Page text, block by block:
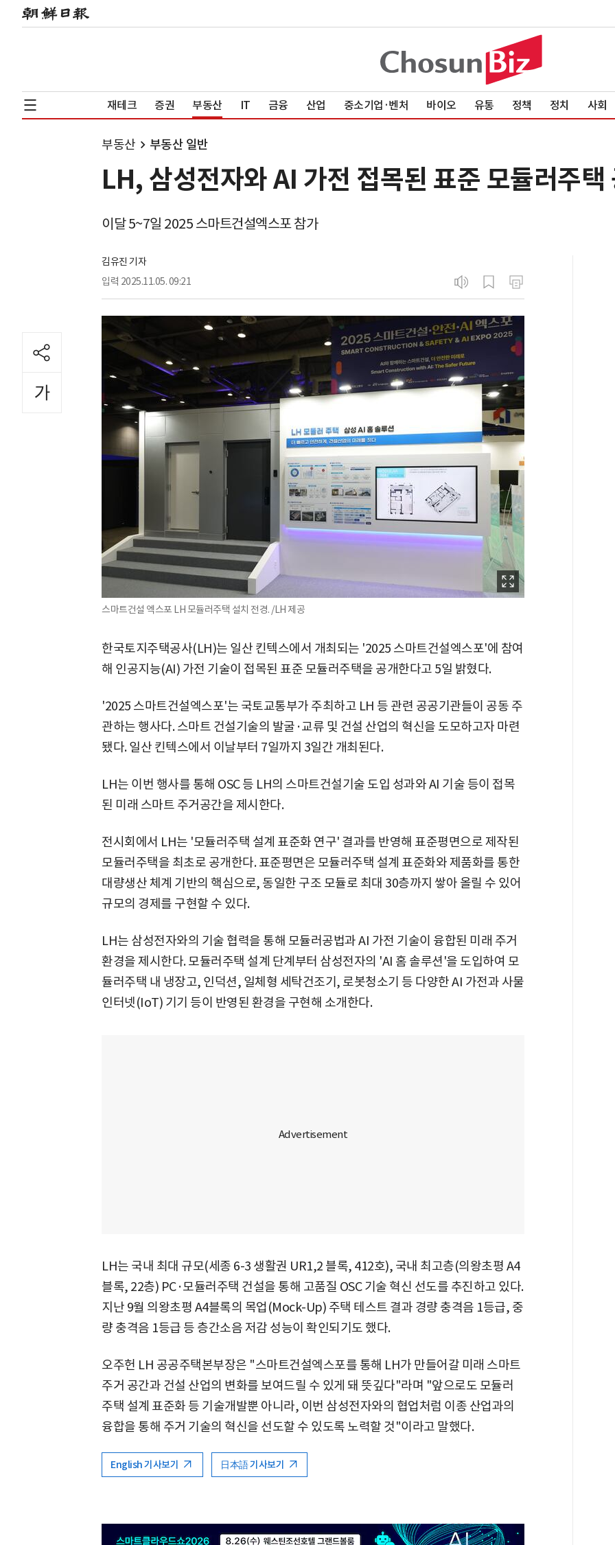
재테크 증권 부동산 IT 금융 산업 중소기업·벤처 바이오 유통 정책 정치 사회
부동산 부동산 일반
LH, 삼성전자와 AI 가전 접목된 표준 모듈러주택
이달 5~7일 2025 스마트건설엑스포 참가
김유진 기자
입력 2025.11.05. 09:21
스마트건설 엑스포 LH 모듈러주택 설치 전경. /LH 제공
한국토지주택공사(LH)는 일산 킨텍스에서 개최되는 '2025 스마트건설엑스포'에 참여
해 인공지능(AI) 가전 기술이 접목된 표준 모듈러주택을 공개한다고 5일 밝혔다.
'2025 스마트건설엑스포'는 국토교통부가 주최하고 LH 등 관련 공공기관들이 공동 주
관하는 행사다. 스마트 건설기술의 발굴·교류 및 건설 산업의 혁신을 도모하고자 마련
됐다. 일산 킨텍스에서 이날부터 7일까지 3일간 개최된다.
LH는 이번 행사를 통해 OSC 등 LH의 스마트건설기술 도입 성과와 AI 기술 등이 접목
된 미래 스마트 주거공간을 제시한다.
전시회에서 LH는 '모듈러주택 설계 표준화 연구' 결과를 반영해 표준평면으로 제작된
모듈러주택을 최초로 공개한다. 표준평면은 모듈러주택 설계 표준화와 제품화를 통한
대량생산 체계 기반의 핵심으로, 동일한 구조 모듈로 최대 30층까지 쌓아 올릴 수 있어
규모의 경제를 구현할 수 있다.
LH는 삼성전자와의 기술 협력을 통해 모듈러공법과 AI 가전 기술이 융합된 미래 주거
환경을 제시한다. 모듈러주택 설계 단계부터 삼성전자의 'AI 홈 솔루션'을 도입하여 모
듈러주택 내 냉장고, 인덕션, 일체형 세탁건조기, 로봇청소기 등 다양한 AI 가전과 사물
인터넷(IoT) 기기 등이 반영된 환경을 구현해 소개한다.
LH는 국내 최대 규모(세종 6-3 생활권 UR1,2 블록, 412호), 국내 최고층(의왕초평 A4
블록, 22층) PC·모듈러주택 건설을 통해 고품질 OSC 기술 혁신 선도를 추진하고 있다.
지난 9월 의왕초평 A4블록의 목업(Mock-Up) 주택 테스트 결과 경량 충격음 1등급, 중
량 충격음 1등급 등 층간소음 저감 성능이 확인되기도 했다.
오주헌 LH 공공주택본부장은 "스마트건설엑스포를 통해 LH가 만들어갈 미래 스마트
주거 공간과 건설 산업의 변화를 보여드릴 수 있게 돼 뜻깊다"라며 "앞으로도 모듈러
주택 설계 표준화 등 기술개발뿐 아니라, 이번 삼성전자와의 협업처럼 이종 산업과의
융합을 통해 주거 기술의 혁신을 선도할 수 있도록 노력할 것"이라고 말했다.
English 기사보기 日本語 기사보기